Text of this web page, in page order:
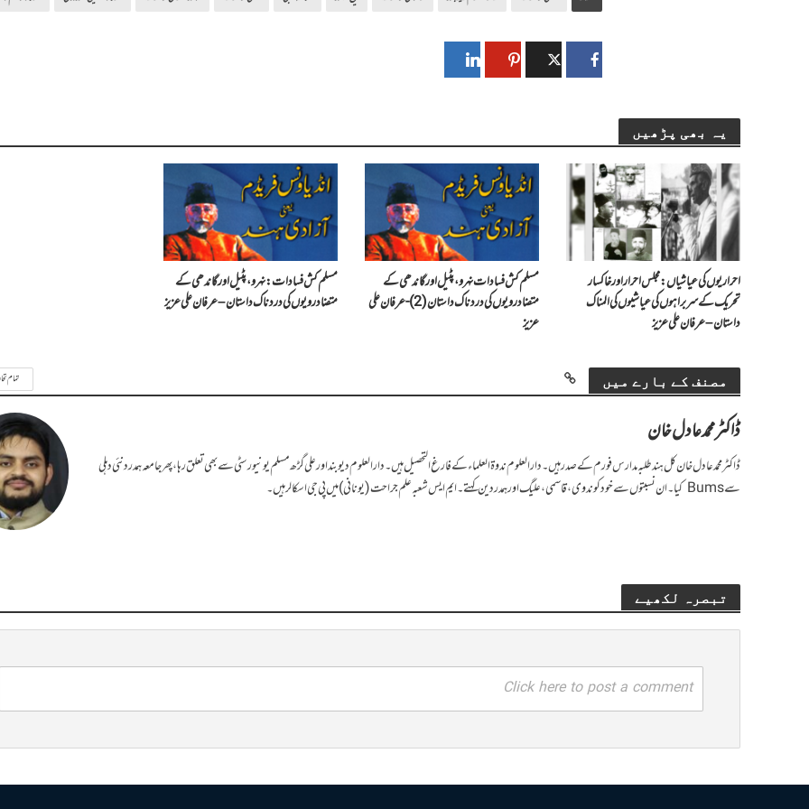
یہ بھی پڑھیں
احراریوں کی عیاشیاں : مجلس احرار اور خاکسار
تحریک کے سربراہوں کی عیاشیوں کی المناک
داستان – عرفان علی عزیز
مسلم کش فسادات نہرو، پٹیل اور گاندھی کے
متضاد رویوں کی درد ناک داستان (2)- عرفان علی
عزیز
مسلم کش فسادات : نہرو، پٹیل اور گاندھی کے
متضاد رویوں کی درد ناک داستان – عرفان علی عزیز
مصنف کے بارے میں تمام
ڈاکٹر محمد عادل خان
ڈاکٹر محمد عادل خان کل ہند طلبہ مدارس فورم کے صدر ہیں۔ دارالعلوم ندوة العلماء کے فارغ التحصیل ہیں۔ دارالعلوم دیوبند اور علی گڑھ مسلم یونیورسٹی سے بھی تعلق رہا، پھر جامعہ ہمدرد نئی دہلی
سے Bums کیا۔ ان نسبتوں سے خود کو ندوی، قاسمی، علیگ اور ہمدردین کہتے۔ ایم ایس شعبہ علم جراحت (یونانی) میں پی جی اسکالر ہیں۔
تبصرہ لکھیے
Click here to post a comment